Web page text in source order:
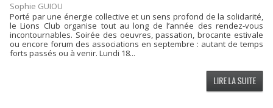
Sophie GUIOU
Porté par une énergie collective et un sens profond de la solidarité,
le Lions Club organise tout au long de l’année des rendez-vous
incontournables. Soirée des oeuvres, passation, brocante estivale
ou encore forum des associations en septembre : autant de temps
forts passés ou à venir. Lundi 18...